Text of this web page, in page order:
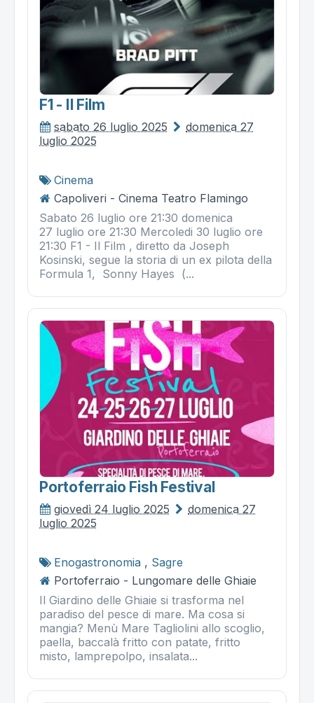
F1 - Il Film
sabato 26 luglio 2025
domenica 27
luglio 2025
Cinema
Capoliveri - Cinema Teatro Flamingo
Sabato 26 luglio ore 21:30 domenica
27 luglio ore 21:30 Mercoledi 30 luglio ore
21:30 F1 - Il Film , diretto da Joseph
Kosinski, segue la storia di un ex pilota della
Formula 1, Sonny Hayes (...
Portoferraio Fish Festival
giovedì 24 luglio 2025
domenica 27
luglio 2025
Enogastronomia , Sagre
Portoferraio - Lungomare delle Ghiaie
Il Giardino delle Ghiaie si trasforma nel
paradiso del pesce di mare. Ma cosa si
mangia? Menù Mare Tagliolini allo scoglio,
paella, baccalà fritto con patate, fritto
misto, lamprepolpo, insalata...